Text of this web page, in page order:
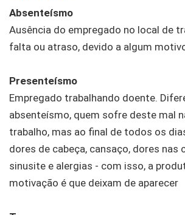
Absenteísmo
Ausência do empregado no local de
falta ou atraso, devido a algum
Presenteísmo
Empregado trabalhando doente.
absenteísmo, quem sofre deste mal
trabalho, mas ao final de todos os
dores de cabeça, cansaço, dores nas
sinusite e alergias - com isso, a
motivação é que deixam de aparecer